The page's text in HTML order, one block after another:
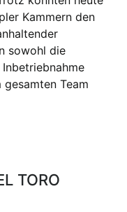
Kammern den
sowohl die
Team
TORO